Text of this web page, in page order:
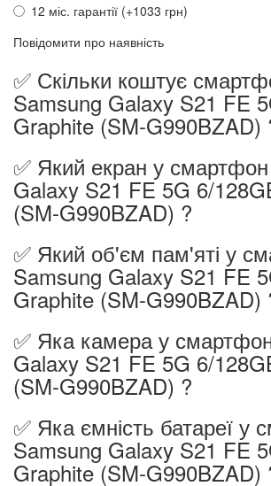
12 міс. гарантії (+1033 грн)
Повідомити про наявність
✅ Скільки коштує
Samsung Galaxy S21 FE
Graphite (SM-G990BZAD)
✅ Який екран у
Galaxy S21 FE 5G 6/
(SM-G990BZAD) ?
✅ Який об'єм пам'яті у
Samsung Galaxy S21 FE
Graphite (SM-G990BZAD)
✅ Яка камера у
Galaxy S21 FE 5G 6/
(SM-G990BZAD) ?
✅ Яка ємність батареї у
Samsung Galaxy S21 FE
Graphite (SM-G990BZAD)